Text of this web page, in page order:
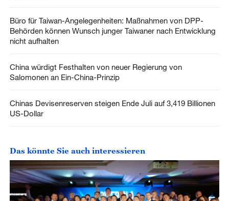
Büro für Taiwan-Angelegenheiten: Maßnahmen von DPP-
Behörden können Wunsch junger Taiwaner nach Entwicklung
nicht aufhalten
China würdigt Festhalten von neuer Regierung von
Salomonen an Ein-China-Prinzip
Chinas Devisenreserven steigen Ende Juli auf 3,419 Billionen
US-Dollar
Das könnte Sie auch interessieren